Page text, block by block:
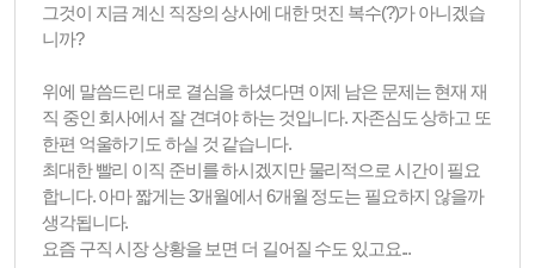
그것이 지금 계신 직장의 상사에 대한 멋진 복수(?)가 아니겠습
니까?
위에 말씀드린 대로 결심을 하셨다면 이제 남은 문제는 현재 재
직 중인 회사에서 잘 견뎌야 하는 것입니다. 자존심도 상하고 또
한편 억울하기도 하실 것 같습니다.
최대한 빨리 이직 준비를 하시겠지만 물리적으로 시간이 필요
합니다. 아마 짧게는 3개월에서 6개월 정도는 필요하지 않을까
생각됩니다.
요즘 구직 시장 상황을 보면 더 길어질 수도 있고요...